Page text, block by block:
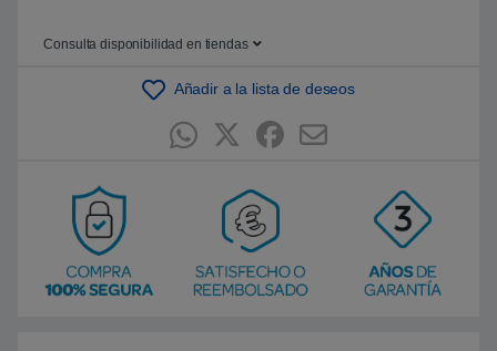
Consulta disponibilidad en tiendas
Añadir a la lista de deseos